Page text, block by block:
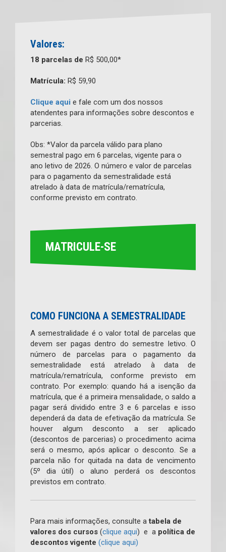
Valores:
18 parcelas de R$ 500,00*
Matrícula: R$ 59,90
Clique aqui e fale com um dos nossos
atendentes para informações sobre descontos e
parcerias.
Obs: *Valor da parcela válido para plano
semestral pago em 6 parcelas, vigente para o
ano letivo de 2026. O número e valor de parcelas
para o pagamento da semestralidade está
atrelado à data de matrícula/rematrícula,
conforme previsto em contrato.
MATRICULE-SE
COMO FUNCIONA A SEMESTRALIDADE
A semestralidade é o valor total de parcelas que
devem ser pagas dentro do semestre letivo. O
número de parcelas para o pagamento da
semestralidade está atrelado à data de
matrícula/rematrícula, conforme previsto em
contrato. Por exemplo: quando há a isenção da
matrícula, que é a primeira mensalidade, o saldo a
pagar será dividido entre 3 e 6 parcelas e isso
dependerá da data de efetivação da matrícula. Se
houver algum desconto a ser aplicado
(descontos de parcerias) o procedimento acima
será o mesmo, após aplicar o desconto. Se a
parcela não for quitada na data de vencimento
(5º dia útil) o aluno perderá os descontos
previstos em contrato.
Para mais informações, consulte atabela de
valores dos cursos (clique aqui) e a política de
descontos vigente (clique aqui)